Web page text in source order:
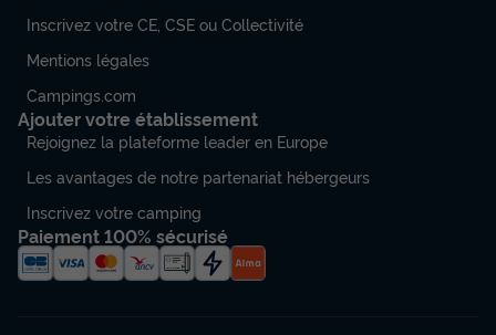
Inscrivez votre CE, CSE ou Collectivité
Mentions légales
Campings.com
Ajouter votre établissement
Rejoignez la plateforme leader en Europe
Les avantages de notre partenariat hébergeurs
Inscrivez votre camping
Paiement 100% sécurisé